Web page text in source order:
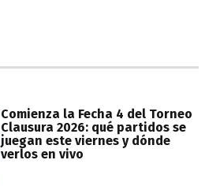
Comienza la Fecha 4 del Torneo
Clausura 2026: qué partidos se
juegan este viernes y dónde
verlos en vivo